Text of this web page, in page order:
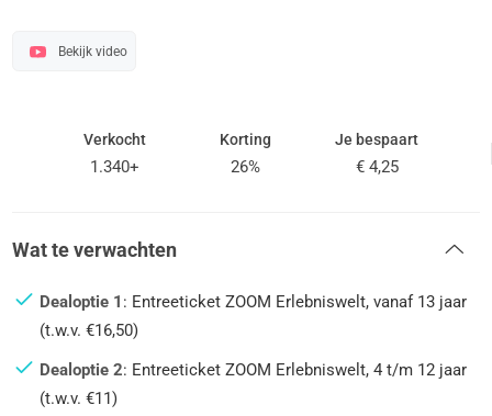
Bekijk video
Verkocht
1.340+
Korting
26%
Je bespaart
€ 4,25
Wat te verwachten
Dealoptie 1 : Entreeticket ZOOM Erlebniswelt, vanaf 13 jaar
(t.w.v. €16,50)
Dealoptie 2: Entreeticket ZOOM Erlebniswelt, 4 t/m 12 jaar
(t.w.v. €11)